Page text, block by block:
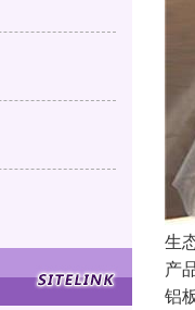
生
产
铝